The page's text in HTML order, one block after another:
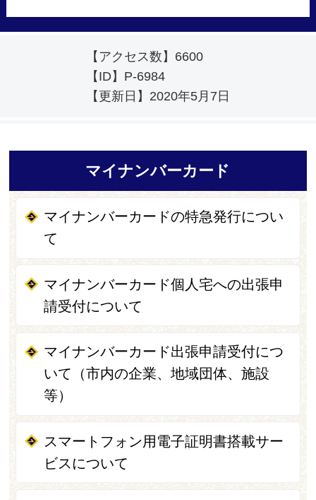
【アクセス数】 6600
【ID】 P-6984
【更新日】 2020年5月7日
マイナンバーカード
マイナンバーカードの特急発行につい
て
マイナンバーカード個人宅への出張申
請受付について
マイナンバーカード出張申請受付につ
いて（市内の企業、地域団体、施設
等）
スマートフォン用電子証明書搭載サー
ビスについて